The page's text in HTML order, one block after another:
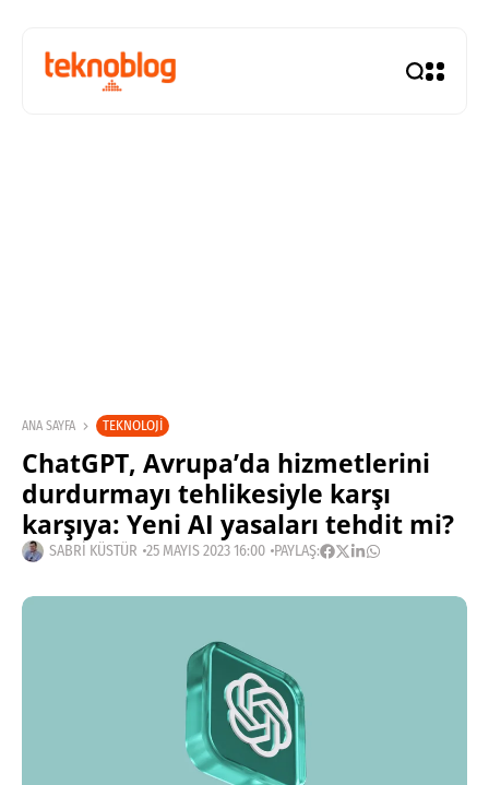
ANA SAYFA TEKNOLOJI
ChatGPT, Avrupa’da hizmetlerini
durdurmayı tehlikesiyle karşı
karşıya: Yeni AI yasaları tehdit mi?
SABRI KÜSTÜR 25 MAYIS 2023 16:00 PAYLAŞ: